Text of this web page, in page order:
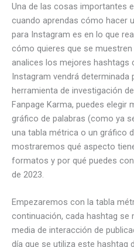
Una de las cosas importantes
cuando aprendas cómo hacer
para Instagram es en lo que
cómo quieres que se
analices los mejores hashtags
Instagram vendrá determinada
herramienta de investigación
Fanpage Karma, puedes elegir
gráfico de palabras (como ya
una tabla métrica o un gráfico
mostraremos qué aspecto
formatos y por qué puedes
de 2023.
Empezaremos con la tabla
continuación, cada hashtag
media de interacción de
día que se utiliza este hashtag